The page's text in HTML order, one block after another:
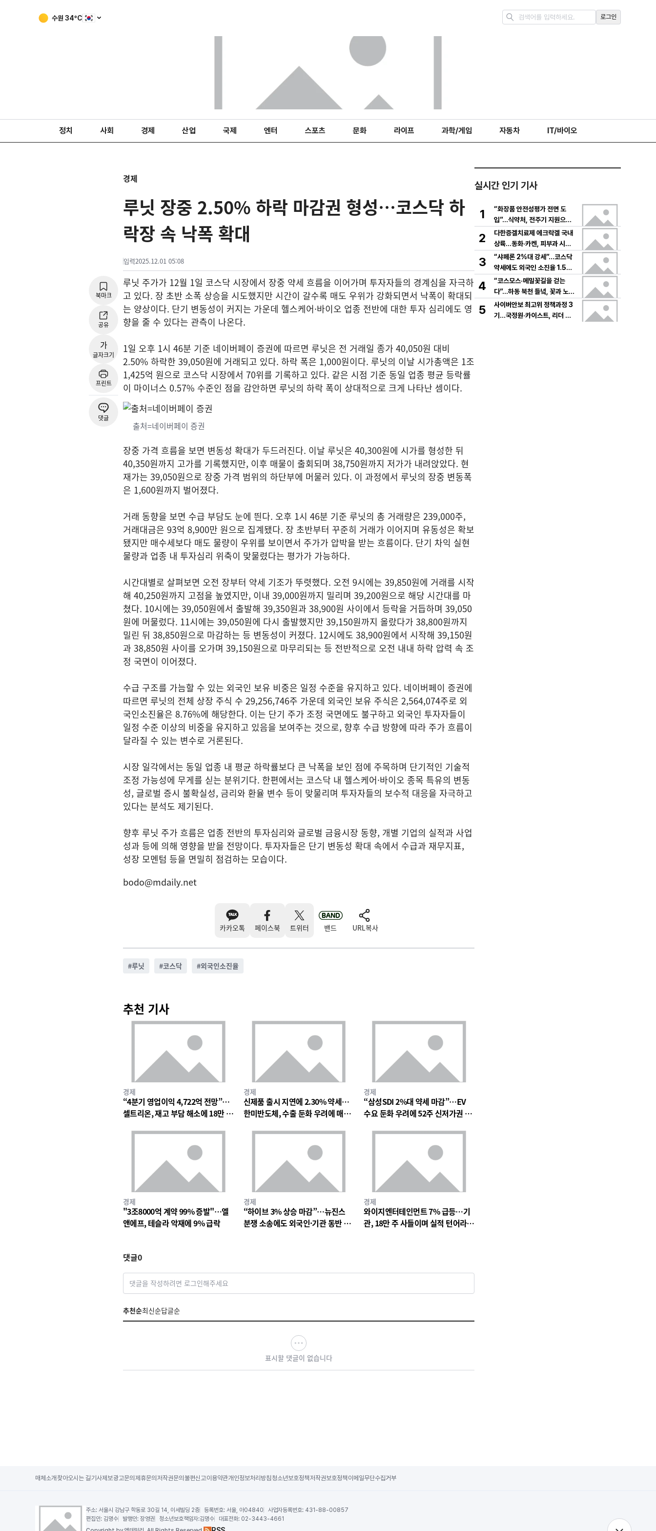
수원 34ºC 로그인
정치 사회 경제 산업 국제 엔터 스포츠 문화 라이프 과학/게임 자동차 IT/바이오
경제
루닛 장중 2.50% 하락 마감권 형성…코스닥 하
락장 속 낙폭 확대
입력2025.12.01 05:08
북마크
공유
가
글자크기
프린트
댓글
루닛 주가가 12월 1일 코스닥 시장에서 장중 약세 흐름을 이어가며 투자자들의 경계심을 자극하
고 있다. 장 초반 소폭 상승을 시도했지만 시간이 갈수록 매도 우위가 강화되면서 낙폭이 확대되
는 양상이다. 단기 변동성이 커지는 가운데 헬스케어·바이오 업종 전반에 대한 투자 심리에도 영
향을 줄 수 있다는 관측이 나온다.
1일 오후 1시 46분 기준 네이버페이 증권에 따르면 루닛은 전 거래일 종가 40,050원 대비
2.50% 하락한 39,050원에 거래되고 있다. 하락 폭은 1,000원이다. 루닛의 이날 시가총액은 1조
1,425억 원으로 코스닥 시장에서 70위를 기록하고 있다. 같은 시점 기준 동일 업종 평균 등락률
이 마이너스 0.57% 수준인 점을 감안하면 루닛의 하락 폭이 상대적으로 크게 나타난 셈이다.
출처=네이버페이 증권
장중 가격 흐름을 보면 변동성 확대가 두드러진다. 이날 루닛은 40,300원에 시가를 형성한 뒤
40,350원까지 고가를 기록했지만, 이후 매물이 출회되며 38,750원까지 저가가 내려앉았다. 현
재가는 39,050원으로 장중 가격 범위의 하단부에 머물러 있다. 이 과정에서 루닛의 장중 변동폭
은 1,600원까지 벌어졌다.
거래 동향을 보면 수급 부담도 눈에 띈다. 오후 1시 46분 기준 루닛의 총 거래량은 239,000주,
거래대금은 93억 8,900만 원으로 집계됐다. 장 초반부터 꾸준히 거래가 이어지며 유동성은 확보
됐지만 매수세보다 매도 물량이 우위를 보이면서 주가가 압박을 받는 흐름이다. 단기 차익 실현
물량과 업종 내 투자심리 위축이 맞물렸다는 평가가 가능하다.
시간대별로 살펴보면 오전 장부터 약세 기조가 뚜렷했다. 오전 9시에는 39,850원에 거래를 시작
해 40,250원까지 고점을 높였지만, 이내 39,000원까지 밀리며 39,200원으로 해당 시간대를 마
쳤다. 10시에는 39,050원에서 출발해 39,350원과 38,900원 사이에서 등락을 거듭하며 39,050
원에 머물렀다. 11시에는 39,050원에 다시 출발했지만 39,150원까지 올랐다가 38,800원까지
밀린 뒤 38,850원으로 마감하는 등 변동성이 커졌다. 12시에도 38,900원에서 시작해 39,150원
과 38,850원 사이를 오가며 39,150원으로 마무리되는 등 전반적으로 오전 내내 하락 압력 속 조
정 국면이 이어졌다.
수급 구조를 가늠할 수 있는 외국인 보유 비중은 일정 수준을 유지하고 있다. 네이버페이 증권에
따르면 루닛의 전체 상장 주식 수 29,256,746주 가운데 외국인 보유 주식은 2,564,074주로 외
국인소진율은 8.76%에 해당한다. 이는 단기 주가 조정 국면에도 불구하고 외국인 투자자들이
일정 수준 이상의 비중을 유지하고 있음을 보여주는 것으로, 향후 수급 방향에 따라 주가 흐름이
달라질 수 있는 변수로 거론된다.
시장 일각에서는 동일 업종 내 평균 하락률보다 큰 낙폭을 보인 점에 주목하며 단기적인 기술적
조정 가능성에 무게를 싣는 분위기다. 한편에서는 코스닥 내 헬스케어·바이오 종목 특유의 변동
성, 글로벌 증시 불확실성, 금리와 환율 변수 등이 맞물리며 투자자들의 보수적 대응을 자극하고
있다는 분석도 제기된다.
향후 루닛 주가 흐름은 업종 전반의 투자심리와 글로벌 금융시장 동향, 개별 기업의 실적과 사업
성과 등에 의해 영향을 받을 전망이다. 투자자들은 단기 변동성 확대 속에서 수급과 재무지표,
성장 모멘텀 등을 면밀히 점검하는 모습이다.
bodo@mdaily.net
카카오톡 페이스북 트위터 밴드 URL복사
#루닛 #코스닥 #외국인소진율
추천 기사
경제
“4분기 영업이익 4,722억 전망”…
셀트리온, 재고 부담 해소에 18만 원
경제
신제품 출시 지연에 2.30% 약세…
한미반도체, 수출 둔화 우려에 매물
경제
“삼성SDI 2%대 약세 마감”…EV
수요 둔화 우려에 52주 신저가권 압
경제
"3조8000억 계약 99% 증발"…엘
앤에프, 테슬라 악재에 9% 급락
경제
“하이브 3% 상승 마감”…뉴진스
분쟁 소송에도 외국인·기관 동반 매
경제
와이지엔터테인먼트 7% 급등…기
관, 18만 주 사들이며 실적 턴어라운
댓글0
댓글을 작성하려면 로그인해주세요
추천순최신순답글순
표시할 댓글이 없습니다
실시간 인기 기사
1
“화장품 안전성평가 전면 도
입”…식약처, 전주기 지원으로
K뷰티 고도화
2
다한증겔치료제 에크락겔 국내
상륙…동화·카켄, 피부과 시장
공략
3
“샤페론 2%대 강세”…코스닥
약세에도 외국인 소진율 1.5
9% 기록
4
“코스모스·메밀꽃길을 걷는
다”…하동 북천 들녘, 꽃과 노래
로 물드는 가을의 하루
5
사이버안보 최고위 정책과정 3
기…국정원·카이스트, 리더 안
매체소개 찾아오시는 길기사제보광고문의 제휴문의 저작권문의 불편신고이용약관개인정보처리방침 청소년보호정책저작권보호정책 이메일무단수집거부
주소:서울시 강남구 학동로 30길 14, 이세빌딩 2층 등록번호: 서울, 아04840 사업자등록번호: 431-88-00857
편집인: 김명수 발행인:장영권 청소년보호책임자:김명수 대표전화: 02-3443-4661